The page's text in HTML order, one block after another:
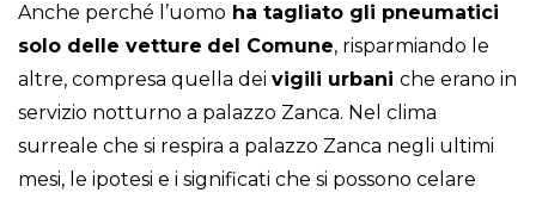
Anche perché l’uomo ha tagliato gli pneumatici
solo delle vetture del Comune, risparmiando le
altre, compresa quella dei vigili urbani che erano in
servizio notturno a palazzo Zanca. Nel clima
surreale che si respira a palazzo Zanca negli ultimi
mesi, le ipotesi e i significati che si possono celare